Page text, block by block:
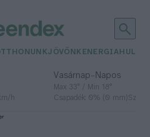
JÖVŐNK ENERGIA
h
Vasárnap– Napos
Max 33° / Min 18°
Csapadék: 0% (0 mm)Szél: